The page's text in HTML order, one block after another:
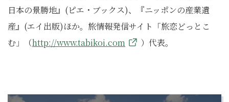
日本の景勝地』(ピエ・ブックス)、『ニッポンの産業遺
産』(エイ出版)ほか。旅情報発信サイト「旅恋どっとこ
む」（http://www.tabikoi.com ）代表。